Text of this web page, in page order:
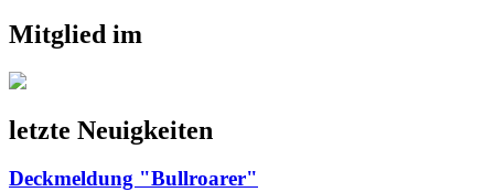
Mitglied im
letzte Neuigkeiten
Deckmeldung "Bullroarer"